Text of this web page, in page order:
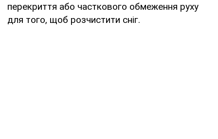
перекриття або часткового обмеження руху
для того, щоб розчистити сніг.